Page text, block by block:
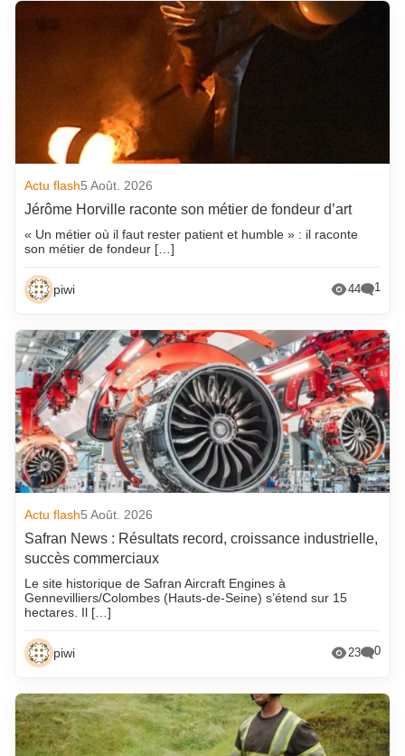
Actu flash5 Août. 2026
Jérôme Horville raconte son métier de fondeur d’art
« Un métier où il faut rester patient et humble » : il raconte
son métier de fondeur […]
piwi 44 1
Actu flash5 Août. 2026
Safran News : Résultats record, croissance industrielle,
succès commerciaux
Le site historique de Safran Aircraft Engines à
Gennevilliers/Colombes (Hauts-de-Seine) s’étend sur 15
hectares. Il […]
piwi 23 0